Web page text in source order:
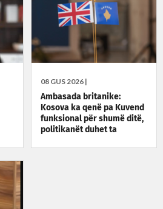
08 GUS 2026 |
Ambasada britanike:
Kosova ka qenë pa Kuvend
funksional për shumë ditë,
politikanët duhet ta